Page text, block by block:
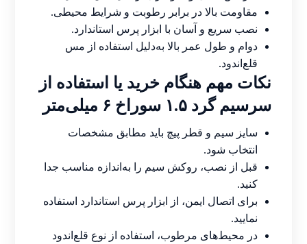
مقاومت بالا در برابر رطوبت و شرایط محیطی.
نصب سریع و آسان با ابزار پرس استاندارد.
دوام و طول عمر بالا به‌دلیل استفاده از مس
قلع‌اندود.
نکات مهم هنگام خرید یا استفاده از
سرسیم گرد ۱.۵ سوراخ ۶ میلی‌متر
سایز سیم و قطر پیچ باید مطابق مشخصات
انتخاب شود.
قبل از نصب، روکش سیم را به‌اندازه مناسب جدا
کنید.
برای اتصال ایمن، از ابزار پرس استاندارد استفاده
نمایید.
در محیط‌های مرطوب، استفاده از نوع قلع‌اندود